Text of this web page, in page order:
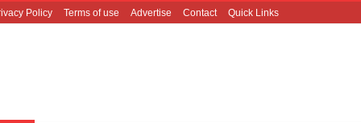
Policy Terms of use Advertise Contact Quick Links